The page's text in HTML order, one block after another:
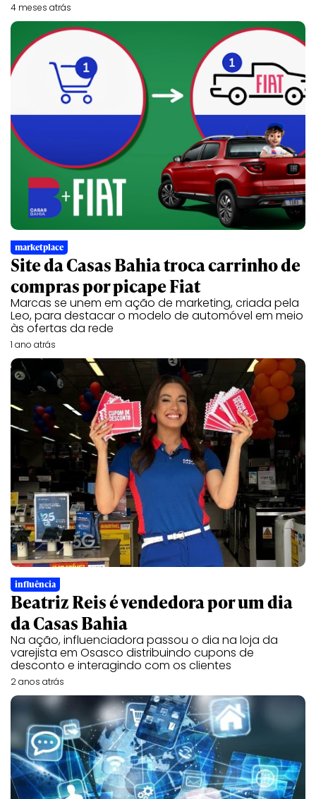
4 meses atrás
marketplace
Site da Casas Bahia troca carrinho de
compras por picape Fiat
Marcas se unem em ação de marketing, criada pela
Leo, para destacar o modelo de automóvel em meio
às ofertas da rede
1 ano atrás
influência
Beatriz Reis é vendedora por um dia
da Casas Bahia
Na ação, influenciadora passou o dia na loja da
varejista em Osasco distribuindo cupons de
desconto e interagindo com os clientes
2 anos atrás